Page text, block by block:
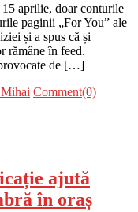
aprilie, doar conturile
paginii „For You” ale
și a spus că și
rămâne în feed.
de […]
Comment(0)
ajută
în oraș